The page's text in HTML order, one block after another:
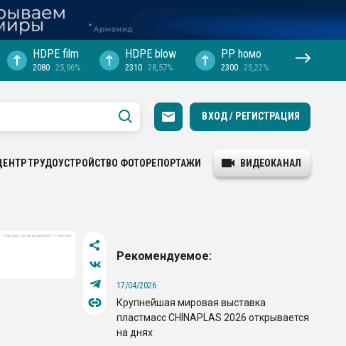
HDPE film
2080 25,96%
HDPE blow
2310 28,57%
PP hомо
2300 25,22%
ВХОД / РЕГИСТРАЦИЯ
ТРУДОУСТРОЙСТВО ФОТОРЕПОРТАЖИ ВИДЕОКАНАЛ
Рекомендуемое:
17/04/2026
Крупнейшая мировая выставка
пластмасс CHINAPLAS 2026 открывается
на днях